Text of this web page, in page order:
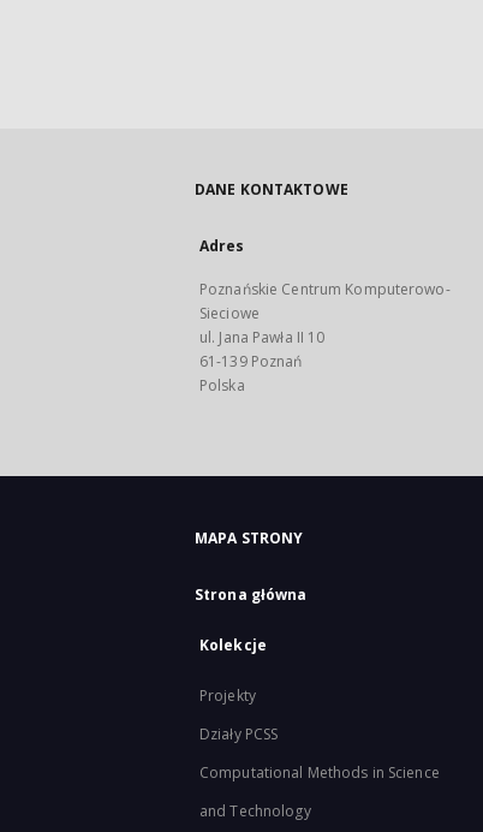
DANE KONTAKTOWE
Adres
Poznańskie Centrum Komputerowo-
Sieciowe
ul. Jana Pawła II 10
61-139 Poznań
Polska
MAPA STRONY
Strona główna
Kolekcje
Projekty
Działy PCSS
Computational Methods in Science
and Technology